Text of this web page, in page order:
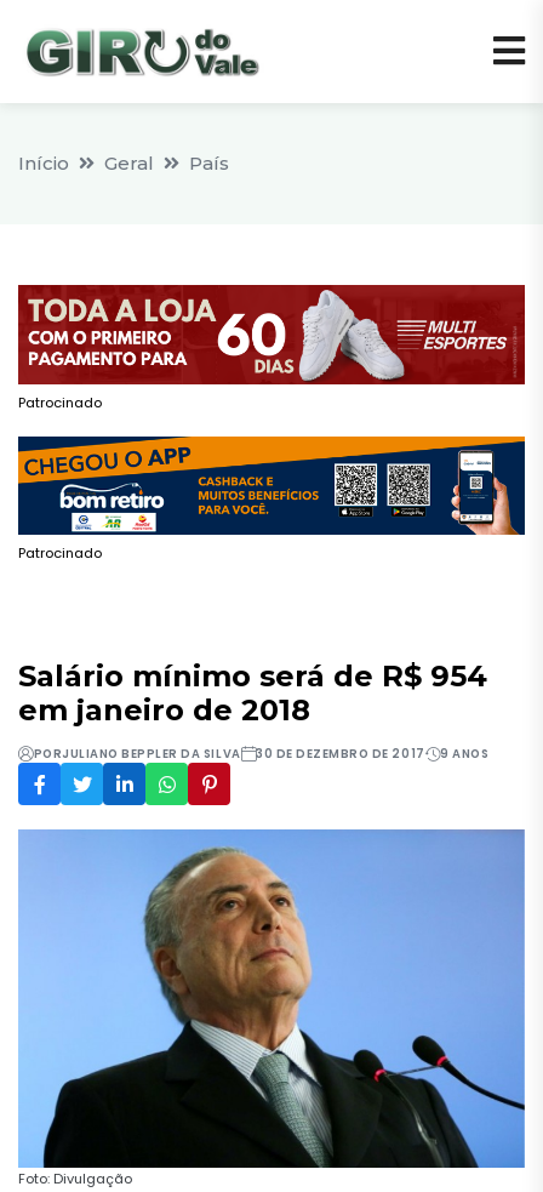
Início Geral País
Patrocinado
Patrocinado
Salário mínimo será de R$ 954
em janeiro de 2018
PORJULIANO BEPPLER DA SILVA 30 DE DEZEMBRO DE 2017 9 ANOS
Foto: Divulgação